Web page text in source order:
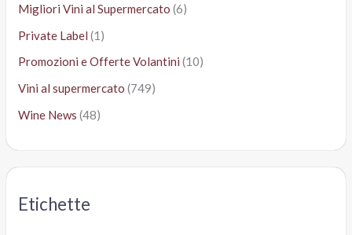
Migliori Vini al Supermercato (6)
Private Label (1)
Promozioni e Offerte Volantini (10)
Vini al supermercato (749)
Wine News (48)
Etichette